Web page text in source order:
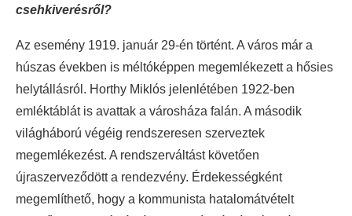
csehkiverésről?
Az esemény 1919. január 29-én történt. A város már a
húszas években is méltóképpen megemlékezett a hősies
helytállásról. Horthy Miklós jelenlétében 1922-ben
emléktáblát is avattak a városháza falán. A második
világháború végéig rendszeresen szerveztek
megemlékezést. A rendszerváltást követően
újraszerveződött a rendezvény. Érdekességként
megemlíthető, hogy a kommunista hatalomátvételt